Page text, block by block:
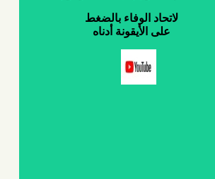
لاتحاد الوفاء بالضغط
على الأيقونة أدناه